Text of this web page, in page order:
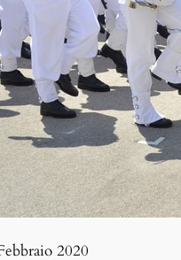
2020